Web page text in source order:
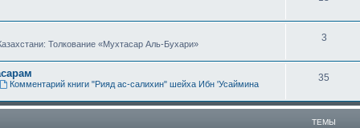
ы
ы
Толкование «Мухтасар Аль-Бухари»
3Т
м
ы
Комментарий книги "Рияд ас-салихин" шейха Ибн 'Усаймина
35
м
ТЕМЫ